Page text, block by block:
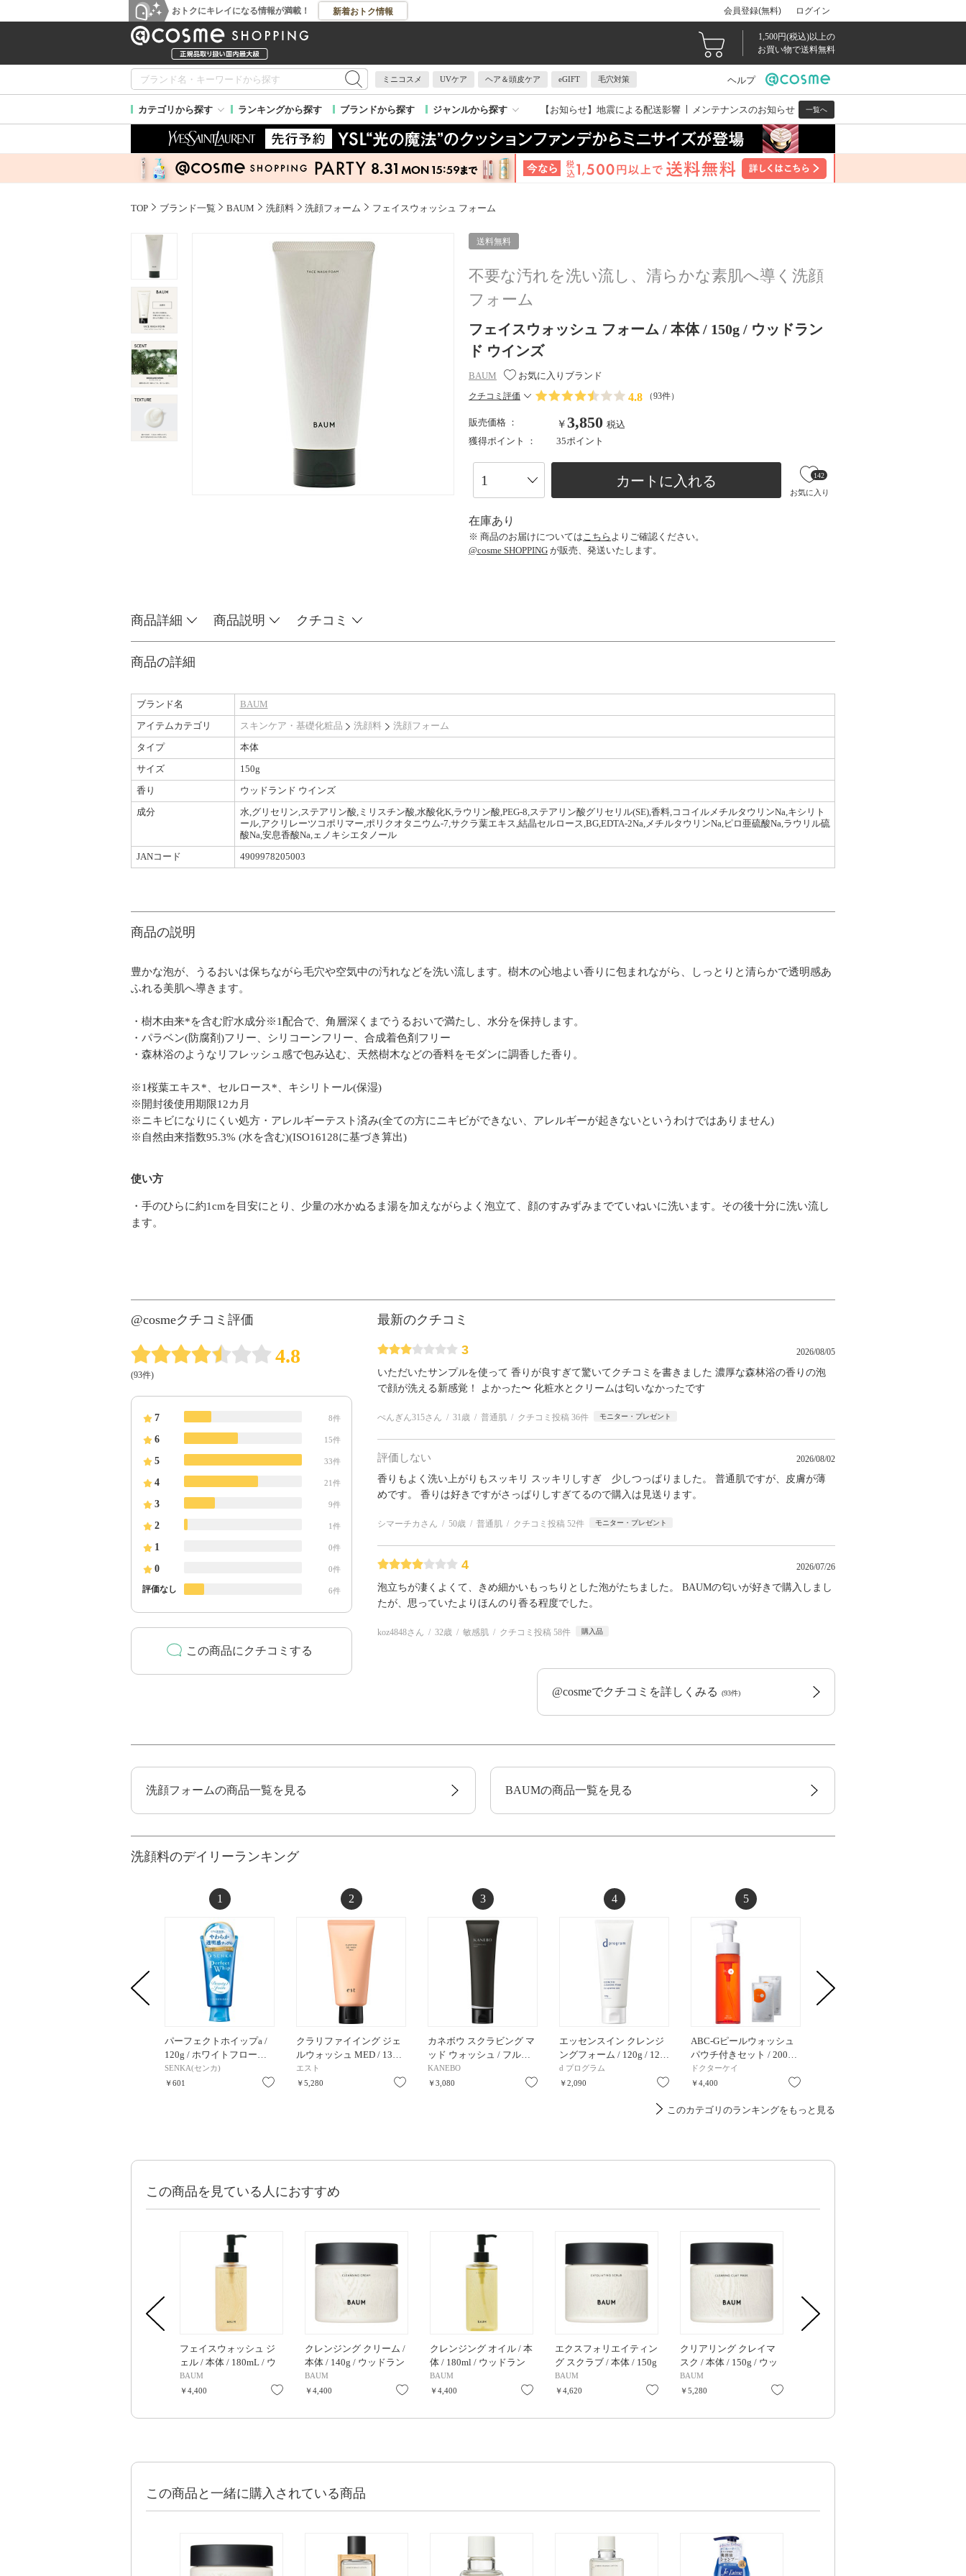
おトクにキレイになる情報が満載！ 新着おトク情報 会員登録(無料) ログイン
1,500円(税込)以上の
お買い物で送料無料
ミニコスメ UVケア ヘア＆頭皮ケア eGIFT 毛穴対策 ヘルプ
カテゴリから探す ランキングから探す ブランドから探す ジャンルから探す 【お知らせ】 地震による配送影響 メンテナンスのお知らせ 一覧へ
TOP ブランド一覧 BAUM 洗顔料 洗顔フォーム フェイスウォッシュ フォーム
送料無料
不要な汚れを洗い流し、清らかな素肌へ導く洗顔
フォーム
フェイスウォッシュ フォーム / 本体 / 150g / ウッドラン
ド ウインズ
BAUM お気に入りブランド
クチコミ評価 4.8 （93件）
販売価格 ： ￥3,850 税込
獲得ポイント ：
35ポイント
カートに入れる
お気に入り
142
在庫あり
※ 商品のお届けについては こちら よりご確認ください。
@cosme SHOPPING が販売、発送いたします。
商品詳細 商品説明 クチコミ
商品の詳細
ブランド名
BAUM
アイテムカテゴリ
スキンケア・基礎化粧品 洗顔料
洗顔フォーム
タイプ
本体
サイズ
150g
香り
ウッドランド ウインズ
成分
水,グリセリン,ステアリン酸,ミリスチン酸,水酸化K,ラウリン酸,PEG-8,ステアリン酸グリセリル(SE),香料,ココイルメチルタウリンNa,キシリト
ール,アクリレーツコポリマー,ポリクオタニウム-7,サクラ葉エキス,結晶セルロース,BG,EDTA-2Na,メチルタウリンNa,ピロ亜硫酸Na,ラウリル硫
酸Na,安息香酸Na,ェノキシエタノール
JANコード
4909978205003
商品の説明
豊かな泡が、うるおいは保ちながら毛穴や空気中の汚れなどを洗い流します。樹木の心地よい香りに包まれながら、しっとりと清らかで透明感あ
ふれる美肌へ導きます。
・樹木由来*を含む貯水成分※1配合で、角層深くまでうるおいで満たし、水分を保持します。
・パラベン(防腐剤)フリー、シリコーンフリー、合成着色剤フリー
・森林浴のようなリフレッシュ感で包み込む、天然樹木などの香料をモダンに調香した香り。
※1桜葉エキス*、セルロース*、キシリトール(保湿)
※開封後使用期限12カ月
※ニキビになりにくい処方・アレルギーテスト済み(全ての方にニキビができない、アレルギーが起きないというわけではありません)
※自然由来指数95.3% (水を含む)(ISO16128に基づき算出)
使い方
・手のひらに約1cmを目安にとり、少量の水かぬるま湯を加えながらよく泡立て、顔のすみずみまでていねいに洗います。その後十分に洗い流し
ます。
@cosmeクチコミ評価
4.8
(93件)
7 8件
6 15件
5 33件
4 21件
3 9件
2 1件
1 0件
0 0件
評価なし 6件
この商品にクチコミする
最新のクチコミ
3 2026/08/05
いただいたサンプルを使って 香りが良すぎて驚いてクチコミを書きました 濃厚な森林浴の香りの泡
で顔が洗える新感覚！ よかった〜 化粧水とクリームは匂いなかったです
ぺんぎん315さん 31歳 普通肌 クチコミ投稿 36件 モニター・プレゼント
評価しない 2026/08/02
香りもよく洗い上がりもスッキリ スッキリしすぎ 少しつっぱりました。 普通肌ですが、皮膚が薄
めです。 香りは好きですがさっぱりしすぎてるので購入は見送ります。
シマーチカさん 50歳 普通肌 クチコミ投稿 52件 モニター・プレゼント
4 2026/07/26
泡立ちが凄くよくて、きめ細かいもっちりとした泡がたちました。 BAUMの匂いが好きで購入しまし
たが、思っていたよりほんのり香る程度でした。
koz4848さん 32歳 敏感肌 クチコミ投稿 58件 購入品
@cosmeでクチコミを詳しくみる (93件)
洗顔フォームの商品一覧を見る BAUMの商品一覧を見る
洗顔料のデイリーランキング
1
パーフェクトホイップa /
120g / ホワイトフロー…
SENKA(センカ)
￥601
お気に入り
2
クラリファイイング ジェ
ルウォッシュ MED / 13…
エスト
￥5,280
お気に入り
3
カネボウ スクラビング マ
ッド ウォッシュ / フル…
KANEBO
￥3,080
お気に入り
4
エッセンスイン クレンジ
ングフォーム / 120g / 12…
d プログラム
￥2,090
お気に入り
5
ABC-Gピールウォッシュ
パウチ付きセット / 200…
ドクターケイ
￥4,400
このカテゴリのランキングをもっと見る
この商品を見ている人におすすめ
フェイスウォッシュ ジ
ェル / 本体 / 180mL / ウ
ッドランド ウインズ
BAUM
￥4,400
お気に入り
クレンジング クリーム /
本体 / 140g / ウッドラン
ド ウインズ
BAUM
￥4,400
お気に入り
クレンジング オイル / 本
体 / 180ml / ウッドラン
ド ウインズ
BAUM
￥4,400
お気に入り
エクスフォリエイティン
グ スクラブ / 本体 / 150g
/ ウッドランド ウインズ
BAUM
￥4,620
お気に入り
クリアリング クレイマ
スク / 本体 / 150g / ウッ
ドランド ウインズ
BAUM
￥5,280
この商品と一緒に購入されている商品